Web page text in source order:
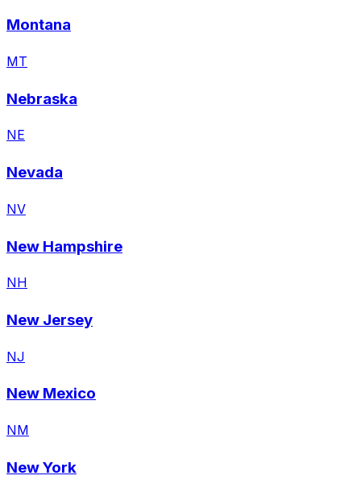
Montana
MT
Nebraska
NE
Nevada
NV
New Hampshire
NH
New Jersey
NJ
New Mexico
NM
New York